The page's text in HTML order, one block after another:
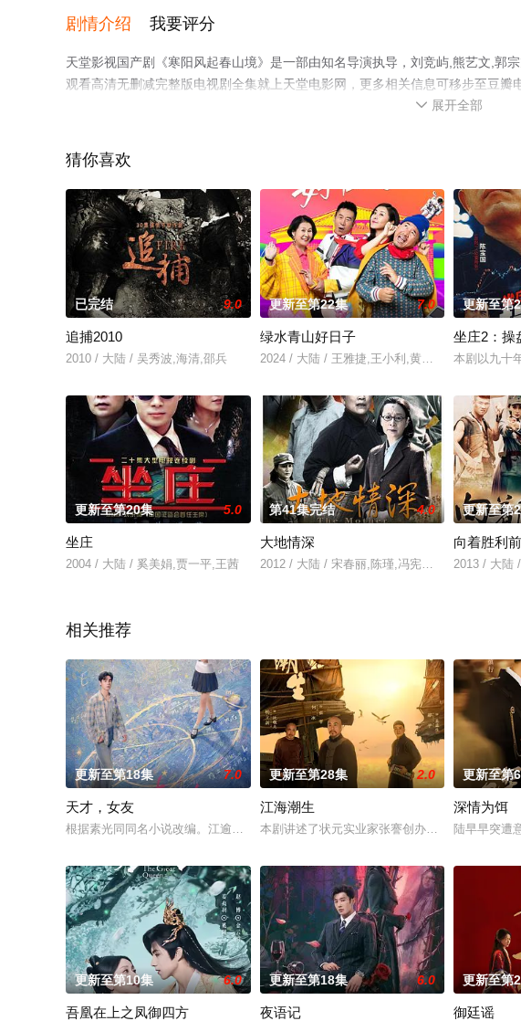
剧情介绍 我要评分
天堂影视国产剧《寒阳风起春山境》是一部由知名导演执导，刘竞屿,熊艺文,郭
观看高清无删减完整版电视剧全集就上天堂电影网，更多相关信息可移步至豆瓣
 展开全部
猜你喜欢
已完结 9.0
追捕2010
2010 / 大陆 / 吴秀波,海清,邵兵
更新至第22集 7.0
绿水青山好日子
2024 / 大陆 / 王雅捷,王小利,黄晓娟,来喜,张小飞,
更新至第
坐庄2：操
本剧以九十
更新至第20集 5.0
坐庄
2004 / 大陆 / 奚美娟,贾一平,王茜
第41集完结 4.0
大地情深
2012 / 大陆 / 宋春丽,陈瑾,冯宪珍,张小磊,奚美娟
更新至第
向着胜利
2013 / 大陆
相关推荐
更新至第18集 7.0
天才，女友
根据素光同同名小说改编。江逾白长大以后，林知夏忽然对他说：“江逾白，我喜欢你
更新至第28集 2.0
江海潮生
本剧讲述了状元实业家张謇创办大生企业，实业
更新至第
深情为饵
陆早早突遭
更新至第10集 6.0
吾凰在上之凤御四方
更新至第18集 6.0
夜语记
更新至第
御廷谣